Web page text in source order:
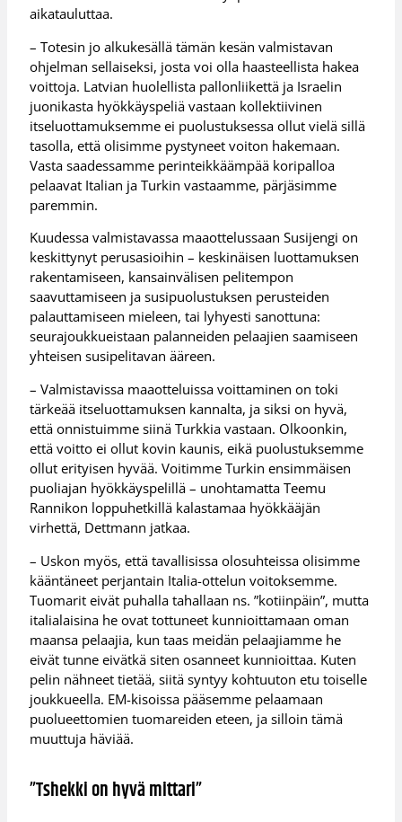
aikatauluttaa.
– Totesin jo alkukesällä tämän kesän valmistavan
ohjelman sellaiseksi, josta voi olla haasteellista hakea
voittoja. Latvian huolellista pallonliikettä ja Israelin
juonikasta hyökkäyspeliä vastaan kollektiivinen
itseluottamuksemme ei puolustuksessa ollut vielä sillä
tasolla, että olisimme pystyneet voiton hakemaan.
Vasta saadessamme perinteikkäämpää koripalloa
pelaavat Italian ja Turkin vastaamme, pärjäsimme
paremmin.
Kuudessa valmistavassa maaottelussaan Susijengi on
keskittynyt perusasioihin – keskinäisen luottamuksen
rakentamiseen, kansainvälisen pelitempon
saavuttamiseen ja susipuolustuksen perusteiden
palauttamiseen mieleen, tai lyhyesti sanottuna:
seurajoukkueistaan palanneiden pelaajien saamiseen
yhteisen susipelitavan ääreen.
– Valmistavissa maaotteluissa voittaminen on toki
tärkeää itseluottamuksen kannalta, ja siksi on hyvä,
että onnistuimme siinä Turkkia vastaan. Olkoonkin,
että voitto ei ollut kovin kaunis, eikä puolustuksemme
ollut erityisen hyvää. Voitimme Turkin ensimmäisen
puoliajan hyökkäyspelillä – unohtamatta Teemu
Rannikon loppuhetkillä kalastamaa hyökkääjän
virhettä, Dettmann jatkaa.
– Uskon myös, että tavallisissa olosuhteissa olisimme
kääntäneet perjantain Italia-ottelun voitoksemme.
Tuomarit eivät puhalla tahallaan ns. ”kotiinpäin”, mutta
italialaisina he ovat tottuneet kunnioittamaan oman
maansa pelaajia, kun taas meidän pelaajiamme he
eivät tunne eivätkä siten osanneet kunnioittaa. Kuten
pelin nähneet tietää, siitä syntyy kohtuuton etu toiselle
joukkueella. EM-kisoissa pääsemme pelaamaan
puolueettomien tuomareiden eteen, ja silloin tämä
muuttuja häviää.
”Tshekki on hyvä mittari”